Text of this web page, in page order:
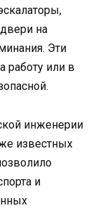
на
Эти
работу или в
инженерии
известных
и